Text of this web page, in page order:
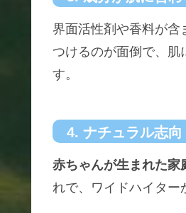
界面活性剤や香料が含
つけるのが面倒で、肌
す。
4. ナチュラル志
赤ちゃんが生まれた家
れで、ワイドハイター